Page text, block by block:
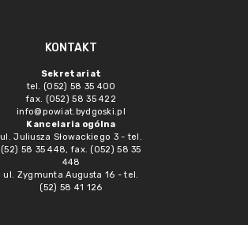
KONTAKT
Sekretariat
tel. (052) 58 35 400
fax. (052) 58 35 422
info@powiat.bydgoski.pl
Kancelaria ogólna
ul. Juliusza Słowackiego 3 - tel.
(52) 58 35 448, fax. (052) 58 35
448
ul. Zygmunta Augusta 16 - tel.
(52) 58 41 126